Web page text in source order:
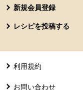
新規会員登録
レシピを投稿する
利用規約
お問い合わせ